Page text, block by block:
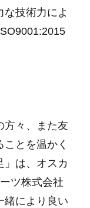
な技術力によ
方々、また友
とを温かく
」は、オスカ
ツ株式会社
緒により良い